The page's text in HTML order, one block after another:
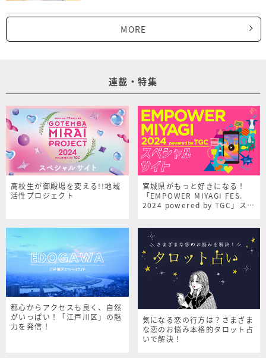
MORE
連載・特集
高校生が御殿場を変える!!地域
活性プロジェクト
宮城県がもっと好きになる！
「EMPOWER MIYAGI FES.
2024 powered by TGC」スペ
都心からアクセスも良く、自然
がいっぱい！「江戸川区」の魅
力を発信！
気になる恋の行方は？さまざま
な恋のお悩み本格的タロット占
いで解決！